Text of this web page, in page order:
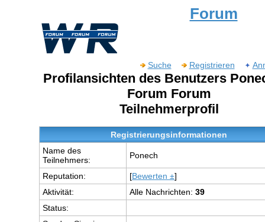
Forum
Suche Registrieren
Profilansichten des Benutzers
Forum Forum
Teilnehmerprofil
Registrierungsinformationen
Name des
Teilnehmers:
Ponech
Reputation: [Bewerten ±]
Aktivität:
Alle Nachrichten: 39
Status: